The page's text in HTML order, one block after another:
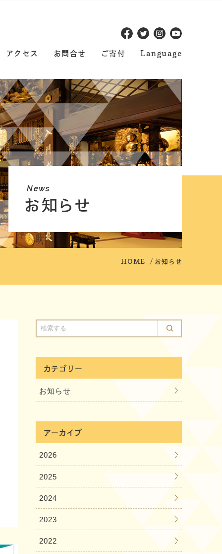
アクセス お問合せ ご寄付 Language
News
お知らせ
HOME お知らせ
カテゴリー
お知らせ
アーカイブ
2026
2025
2024
2023
2022